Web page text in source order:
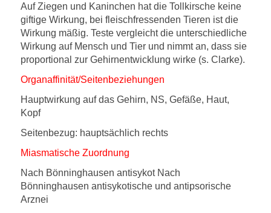
Auf Ziegen und Kaninchen hat die Tollkirsche keine
giftige Wirkung, bei fleischfressenden Tieren ist die
Wirkung mäßig. Teste vergleicht die unterschiedliche
Wirkung auf Mensch und Tier und nimmt an, dass sie
proportional zur Gehirnentwicklung wirke (s. Clarke).
Organaffinität/Seitenbeziehungen
Hauptwirkung auf das Gehirn, NS, Gefäße, Haut,
Kopf
Seitenbezug: hauptsächlich rechts
Miasmatische Zuordnung
Nach Bönninghausen antisykot Nach
Bönninghausen antisykotische und antipsorische
Arznei